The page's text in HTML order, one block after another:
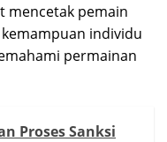
mencetak pemain
individu
permainan
Proses Sanksi